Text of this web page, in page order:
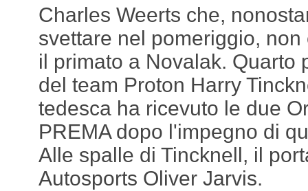
Charles Weerts che,
svettare nel pomeriggio,
il primato a Novalak. Quarto
del team Proton Harry
tedesca ha ricevuto le due
PREMA dopo l'impegno di
Alle spalle di Tincknell, il
Autosports Oliver Jarvis.